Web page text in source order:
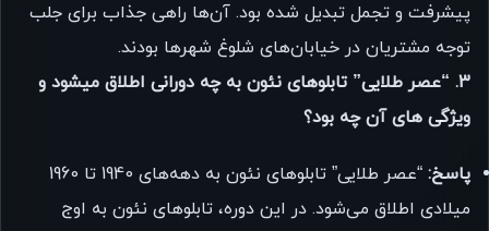
پیشرفت و تجمل تبدیل شده بود. آن‌ها راهی جذاب برای جلب
توجه مشتریان در خیابان‌های شلوغ شهرها بودند.
3. “عصر طلایی” تابلوهای نئون به چه دورانی اطلاق میشود و
ویژگی های آن چه بود؟
پاسخ:
“عصر طلایی” تابلوهای نئون به دهه‌های 1940 تا 1960
میلادی اطلاق می‌شود. در این دوره، تابلوهای نئون به اوج